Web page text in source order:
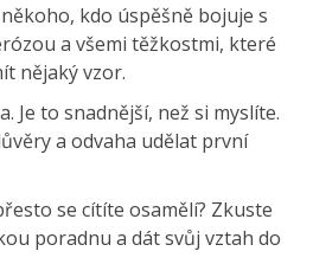
kdo úspěšně bojuje s
a všemi těžkostmi, které
nějaký vzor.
Je to snadnější, než si myslíte.
a odvaha udělat první
se cítíte osamělí? Zkuste
poradnu a dát svůj vztah do